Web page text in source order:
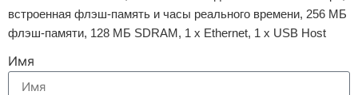
встроенная флэш-память и часы реального времени, 256 МБ
флэш-памяти, 128 МБ SDRAM, 1 x Ethernet, 1 x USB Host
Имя